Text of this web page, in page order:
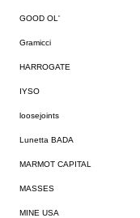
GOOD OL'
Gramicci
HARROGATE
IYSO
loosejoints
Lunetta BADA
MARMOT CAPITAL
MASSES
MINE USA